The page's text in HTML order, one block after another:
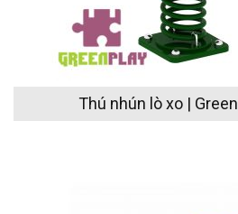
Thú nhún lò xo |